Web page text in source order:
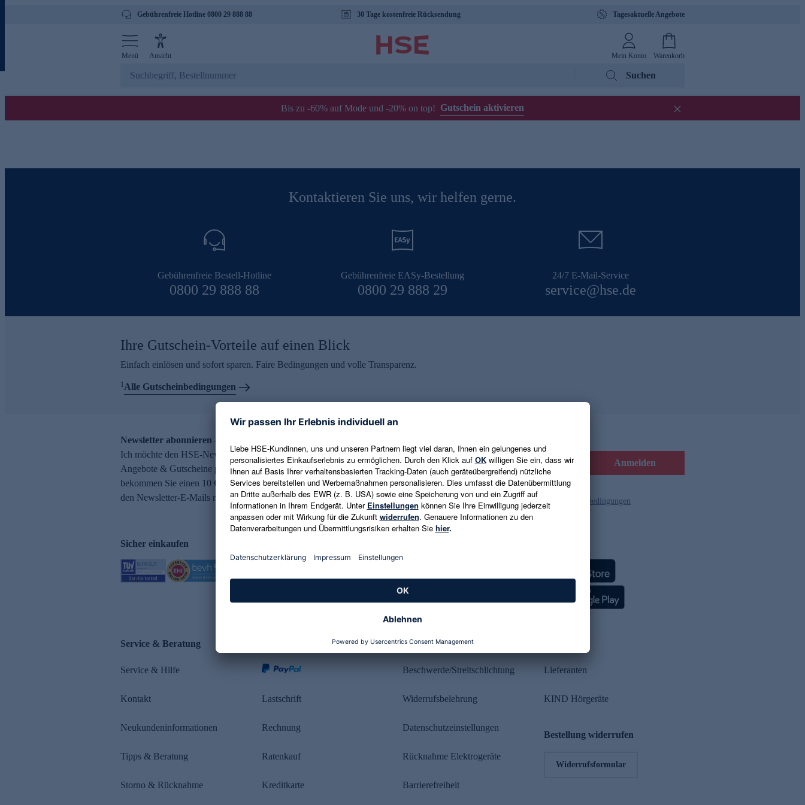
Gebührenfreie Hotline 0800 29 888 88 30 Tage kostenfreie Rücksendung Tagesaktuelle Angebote
Menü Ansicht Mein Konto Warenkorb
Suchen
Bis zu -60% auf Mode und -20% on top! Gutschein aktivieren
Kontaktieren Sie uns, wir helfen gerne.
Gebührenfreie Bestell-Hotline
0800 29 888 88
Gebührenfreie EASy-Bestellung
0800 29 888 29
24/7 E-Mail-Service
service@hse.de
Ihre Gutschein-Vorteile auf einen Blick
Einfach einlösen und sofort sparen. Faire Bedingungen und volle Transparenz.
1Alle Gutscheinbedingungen
Newsletter abonnieren – 10 € Gutschein erhalten
Ich möchte den HSE-Newsletter abonnieren und aktuelle Trends,
Angebote & Gutscheine per E-Mail erhalten. Als Dankeschön
bekommen Sie einen 10 € Gutschein. Eine Abmeldung ist jederzeit in
den Newsletter-E-Mails möglich.
E-Mail-Adresse eingeben Anmelden
Es gelten die Datenschutzrichtlinien und die Gutscheinbedingungen
Sicher einkaufen
Service & Beratung
Service & Hilfe
Kontakt
Neukundeninformationen
Tipps & Beratung
Storno & Rücknahme
Lastschrift
Rechnung
Ratenkauf
Kreditkarte
Rechtliches
Beschwerde/Streitschlichtung
Widerrufsbelehrung
Datenschutzeinstellungen
Rücknahme Elektrogeräte
Barrierefreiheit
Lieferanten
KIND Hörgeräte
Bestellung widerrufen
Widerrufsformular